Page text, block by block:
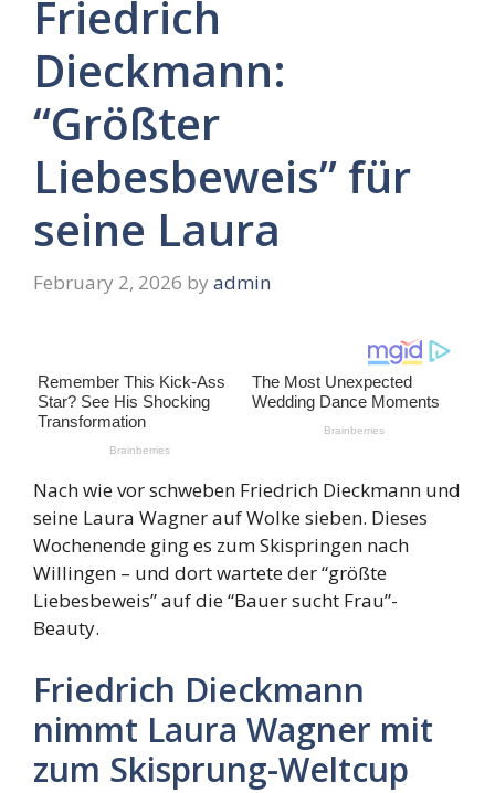
Friedrich
Dieckmann:
“Größter
Liebesbeweis” für
seine Laura
February 2, 2026 by admin
Nach wie vor schweben Friedrich Dieckmann und
seine Laura Wagner auf Wolke sieben. Dieses
Wochenende ging es zum Skispringen nach
Willingen – und dort wartete der “größte
Liebesbeweis” auf die “Bauer sucht Frau”-
Beauty.
Friedrich Dieckmann
nimmt Laura Wagner mit
zum Skisprung-Weltcup